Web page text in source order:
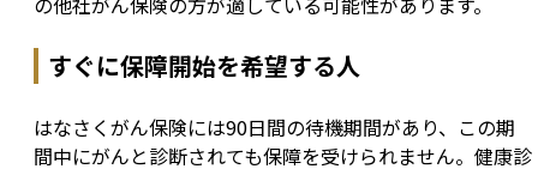
すぐに保障開始を希望する人
はなさくがん保険には90日間の待機期間があり、この期
間中にがんと診断されても保障を受けられません。健康診